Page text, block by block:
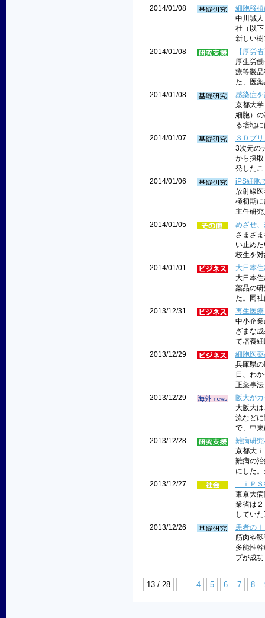
2014/01/08
細胞移
中川誠
社（以
新しい
2014/01/08
【厚労
厚生労
療等製
た、医
2014/01/08
感染症
京都大
細胞）
る培地
2014/01/07
３Ｄプ
3次元の
から採
発した
2014/01/06
iPS細胞
放射線
極初期
主任研
2014/01/05
めざせ
さまざ
い止め
校生を
2014/01/01
大日本
大日本
薬品の
た。同
2013/12/31
再生医
中小企
ざまな
て培養
2013/12/29
細胞医
兵庫県
日、わ
正薬事
2013/12/29
阪大が
大阪大
流など
で、中
2013/12/28
難病研
京都大
難病の
にした
2013/12/27
「ｉＰ
東京大
業省は
してい
2013/12/26
患者の
筋肉や
多能性
プが成
13 / 28 ... 4 5 6 7 8